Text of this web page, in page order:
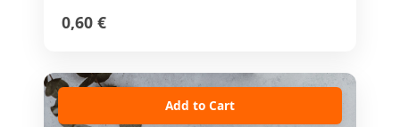
0,60 €
Add to Cart